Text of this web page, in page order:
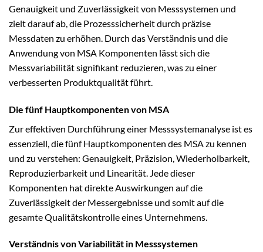
Genauigkeit und Zuverlässigkeit von Messsystemen und
zielt darauf ab, die Prozesssicherheit durch präzise
Messdaten zu erhöhen. Durch das Verständnis und die
Anwendung von MSA Komponenten lässt sich die
Messvariabilität signifikant reduzieren, was zu einer
verbesserten Produktqualität führt.
Die fünf Hauptkomponenten von MSA
Zur effektiven Durchführung einer Messsystemanalyse ist es
essenziell, die fünf Hauptkomponenten des MSA zu kennen
und zu verstehen: Genauigkeit, Präzision, Wiederholbarkeit,
Reproduzierbarkeit und Linearität. Jede dieser
Komponenten hat direkte Auswirkungen auf die
Zuverlässigkeit der Messergebnisse und somit auf die
gesamte Qualitätskontrolle eines Unternehmens.
Verständnis von Variabilität in Messsystemen